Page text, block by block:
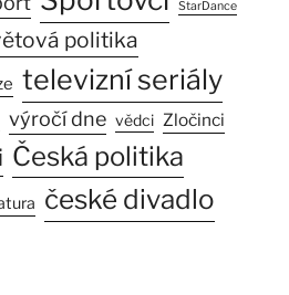
StarDance
politika
televizní seriály
výročí dne vědci Zločinci
Česká politika
české divadlo